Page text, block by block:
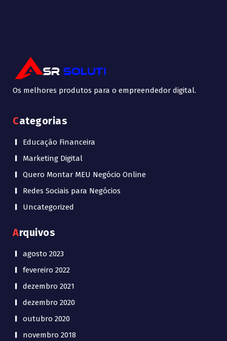
Os melhores produtos para o empreendedor digital.
Categorias
Educação Financeira
Marketing Digital
Quero Montar MEU Negócio Online
Redes Sociais para Negócios
Uncategorized
Arquivos
agosto 2023
fevereiro 2022
dezembro 2021
dezembro 2020
outubro 2020
novembro 2018